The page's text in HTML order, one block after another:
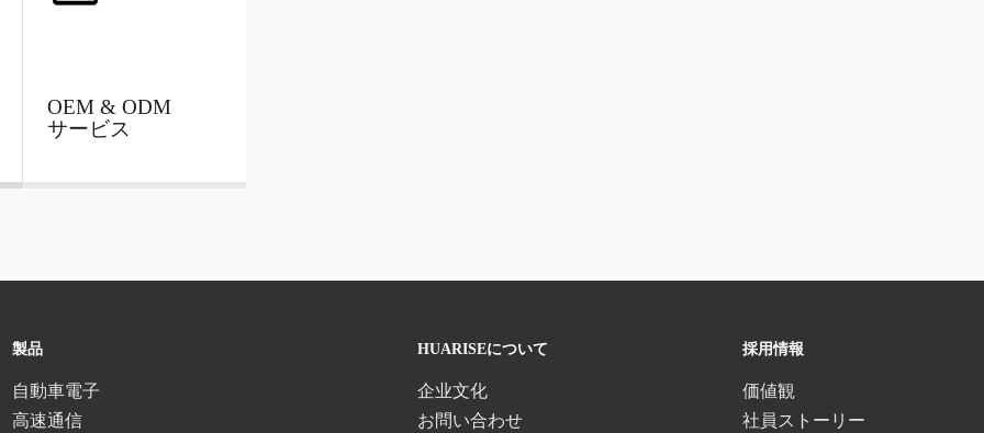
OEM & ODM
サービス
製品
自動車電子
高速通信
HUARISEについて
企业文化
お問い合わせ
採用情報
価値観
社員ストーリー